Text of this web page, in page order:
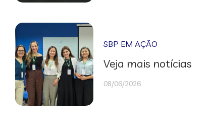
SBP EM AÇÃO
Veja mais notícias
08/06/2026